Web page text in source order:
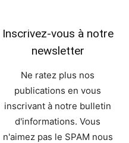
Inscrivez-vous à notre
newsletter
Ne ratez plus nos
publications en vous
inscrivant à notre bulletin
d'informations. Vous
n'aimez pas le SPAM nous